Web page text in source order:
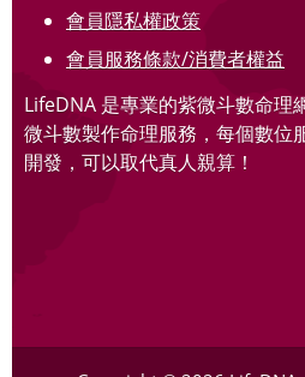
會員隱私權政策
會員服務條款/消費者權益
LifeDNA 是專業的紫微斗數命理
微斗數製作命理服務，每個數位
開發，可以取代真人親算！